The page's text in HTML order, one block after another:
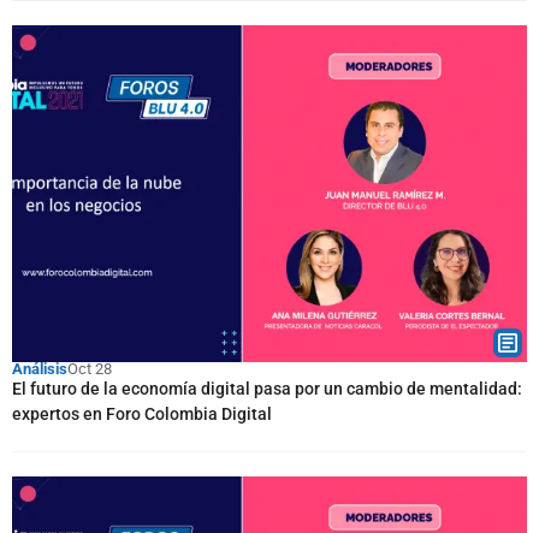
AnálisisOct 28
El futuro de la economía digital pasa por un cambio de mentalidad:
expertos en Foro Colombia Digital